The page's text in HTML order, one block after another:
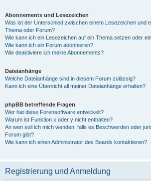
Abonnements und Lesezeichen
Was ist der Unterschied zwischen einem Lesezeichen und
Thema oder Forum?
Wie kann ich ein Lesezeichen auf ein Thema setzen oder
Wie kann ich ein Forum abonnieren?
Wie deaktiviere ich meine Abonnements?
Dateianhänge
Welche Dateianhänge sind in diesem Forum zulässig?
Kann ich eine Übersicht all meiner Dateianhänge erhalten?
phpBB betreffende Fragen
Wer hat diese Forensoftware entwickelt?
Warum ist Funktion x oder y nicht enthalten?
An wen soll ich mich wenden, falls es Beschwerden oder
Forum gibt?
Wie kann ich einen Administrator des Boards kontaktieren?
Registrierung und Anmeldung